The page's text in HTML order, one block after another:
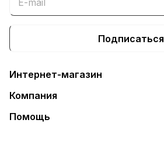
Подписаться
Интернет-магазин
Компания
Помощь